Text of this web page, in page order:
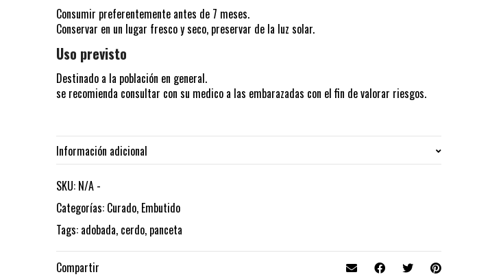
Consumir preferentemente antes de 7 meses.
Conservar en un lugar fresco y seco, preservar de la luz solar.
Uso previsto
Destinado a la población en general.
se recomienda consultar con su medico a las embarazadas con el fin de valorar riesgos.
Información adicional
Peso
SKU: N/A -
Categorías: Curado, Embutido
Tags: adobada, cerdo, panceta
Compartir